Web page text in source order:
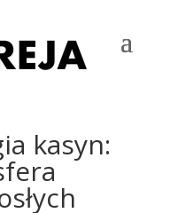
kasyn: